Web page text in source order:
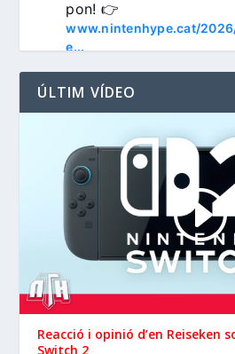
www.nintenhype.cat/
e...
3
Nintenhype.Cat
1m
📅 Devil May Cry V,
Wanderstop, Citizen
i molt més, aquesta
la Nintendo eShop de
#NintendoSwitch2
ÚLTIM VÍDEO
Reacció i opinió d’en ‪Reiseken‬
Switch 2